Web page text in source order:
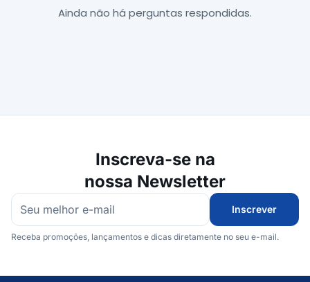
Ainda não há perguntas respondidas.
Inscreva-se na
nossa Newsletter
Inscrever
Receba promoções, lançamentos e dicas diretamente no seu e-mail.